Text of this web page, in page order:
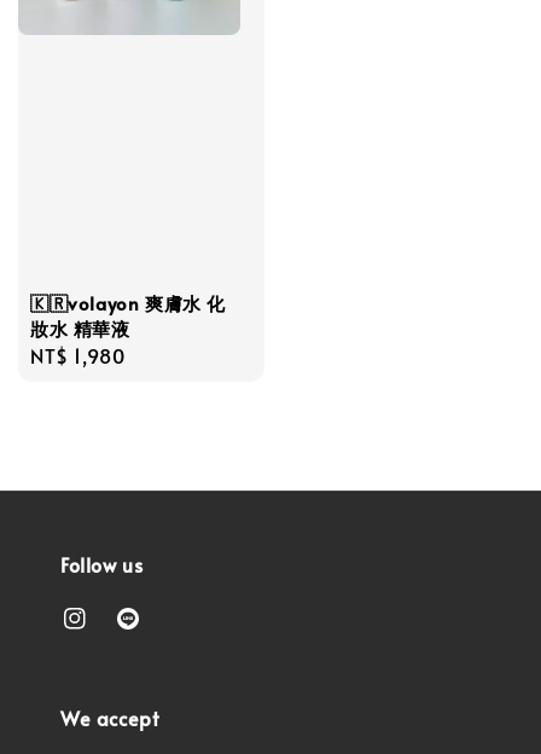
🇰🇷volayon 爽膚水 化
妝水 精華液
Regular
NT$ 1,980
Follow us
We accept